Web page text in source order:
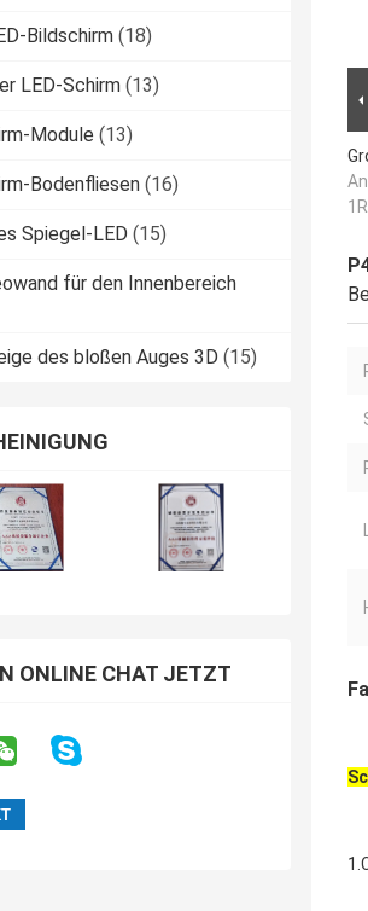
Bildschirm (18)
LED-Schirm (13)
Module (13)
Bodenfliesen (16)
Spiegel-LED (15)
für den Innenbereich
des bloßen Auges 3D (15)
ONLINE CHAT JETZT